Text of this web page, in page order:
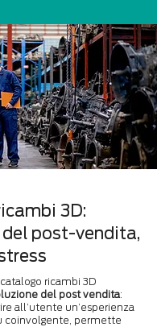
3D:
post-vendita,
ricambi 3D
del post vendita:
all’utente un’esperienza
coinvolgente, permette